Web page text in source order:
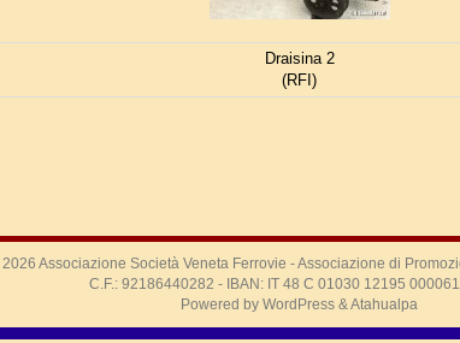
Draisina 2
(RFI)
Associazione Società Veneta Ferrovie - Associazione di
C.F.: 92186440282 - IBAN: IT 48 C 01030 12195
Powered by WordPress&Atahualpa